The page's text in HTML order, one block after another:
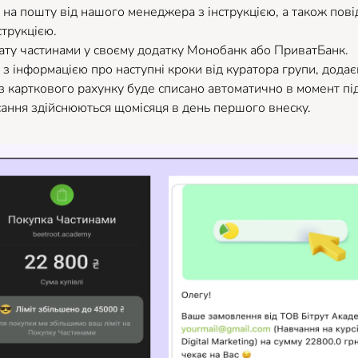
пошту від нашого менеджера з інструкцією, а також
частинами у своєму додатку Монобанк або ПриватБанк.
інформацією про наступні кроки від куратора групи,
рахунку буде списано автоматично в момент
здійснюються щомісяця в день першого внеску.